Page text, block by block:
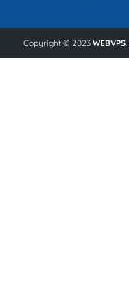
Copyright © 2023 WEBVPS